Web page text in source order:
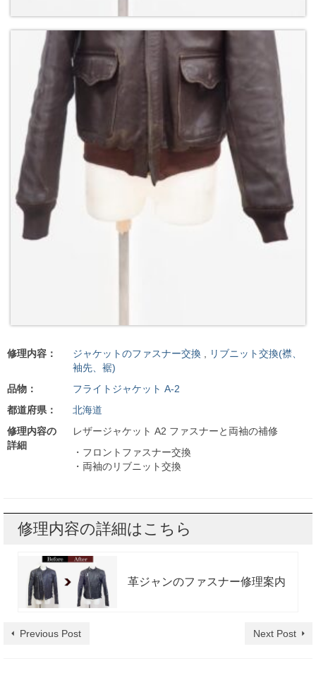
修理内容： ジャケットのファスナー交換
リブニット交換(襟、
袖先、裾)
品物：
フライトジャケット A-2
都道府県：
北海道
修理内容の
詳細
レザージャケット A2 ファスナーと両袖の補修
・フロントファスナー交換
・両袖のリブニット交換
修理内容の詳細はこちら
革ジャンのファスナー修理案内
Previous Post Next Post